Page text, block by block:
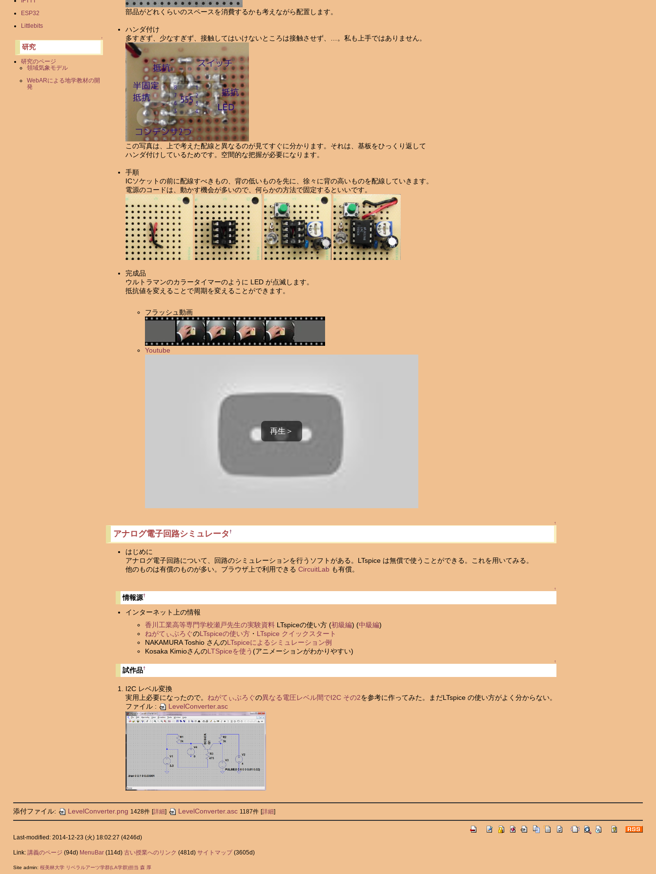
ESP32
Littlebits
↑
研究
研究のページ
領域気象モデル
WebARによる地学教材の開
発
部品がどれくらいのスペースを消費するかも考えながら配置します。
ハンダ付け
多すぎず、少なすぎず、接触してはいけないところは接触させず、…。私も上手ではありません。
この写真は、上で考えた配線と異なるのが見てすぐに分かります。それは、基板をひっくり返して
ハンダ付けしているためです。空間的な把握が必要になります。
手順
ICソケットの前に配線すべきもの、背の低いものを先に、徐々に背の高いものを配線していきます。
電源のコードは、動かす機会が多いので、何らかの方法で固定するといいです。
完成品
ウルトラマンのカラータイマーのように LED が点滅します。
抵抗値を変えることで周期を変えることができます。
フラッシュ動画
Youtube
再生＞
↑
アナログ電子回路シミュレータ †
はじめに
アナログ電子回路について、回路のシミュレーションを行うソフトがある。LTspice は無償で使うことができる。これを用いてみる。
他のものは有償のものが多い。ブラウザ上で利用できる CircuitLabも有償。
↑
情報源†
インターネット上の情報
香川工業高等専門学校瀬戸先生の実験資料LTspiceの使い方 (初級編) (中級編)
ねがてぃぶろぐのLTspiceの使い方・ LTspice クイックスタート
NAKAMURA Toshio さんのLTspiceによるシミュレーション例
Kosaka KimioさんのLTSpiceを使う(アニメーションがわかりやすい)
↑
試作品†
I2C レベル変換
実用上必要になったので。 ねがてぃぶろぐの異なる電圧レベル間でI2C その2を参考に作ってみた。まだLTspice の使い方がよく分からない。
ファイル :
LevelConverter.asc
添付ファイル: LevelConverter.png 1428件 [詳細] LevelConverter.asc 1187件 [詳細]
Last-modified: 2014-12-23 (火) 18:02:27 (4246d)
Link: 講義のページ (94d) MenuBar(114d) 古い授業へのリンク (481d) サイトマップ(3605d)
Site admin: 桜美林大学 リベラルアーツ学群(LA学群)担当 森 厚